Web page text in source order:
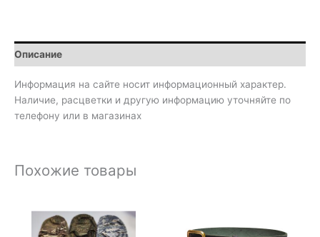
Описание
Информация на сайте носит информационный характер.
Наличие, расцветки и другую информацию уточняйте по
телефону или в магазинах
Похожие товары